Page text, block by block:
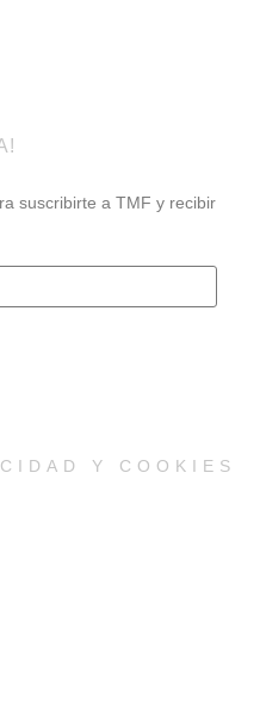
suscribirte a TMF y recibir
Y COOKIES